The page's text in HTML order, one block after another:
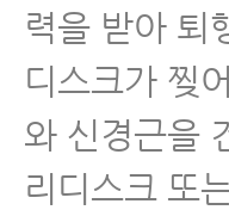
- 허리디스
- 허리디스
- 허리디스
력을 받아 퇴
디스크가 찢
와 신경근을
리디스크 또